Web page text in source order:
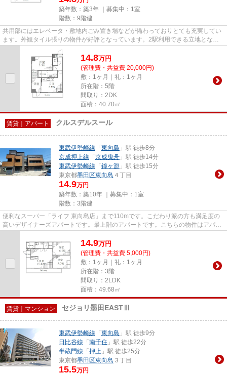
築年数：築3年 ｜募集中： 1室
階数：9階建
共用部にはエレベータ・敷地内ごみ置き場などが備わっておりとても充実してい
ます。外観タイル張りの物件が好評となっています。2駅利用できる立地となっ
ていて、アクセスが良いです。...
14.8万円
(管理費・共益費 20,000円)
敷：1ヶ月｜礼：1ヶ月
所在階：5階
間取り：2DK
面積：40.70㎡
賃貸｜アパート クルスデルスール
東武伊勢崎線 「 東向島 」駅 徒歩8分
京成押上線 「 京成曳舟 」駅 徒歩14分
東武伊勢崎線 「 鐘ヶ淵 」駅 徒歩15分
東京都墨田区東向島 ４丁目
14.9万円
築年数：築10年 ｜募集中： 1室
階数：3階建
便利なスーパー「ライフ 東向島店」まで110mです。こだわり派の方も満足度の
高いデザイナーズアパートです。最上階のアパートです。こちらの物件はアパー
14.9万円
(管理費・共益費 5,000円)
敷：1ヶ月｜礼：1ヶ月
所在階：3階
間取り：2LDK
面積：49.68㎡
賃貸｜マンション セジョリ墨田EASTⅢ
東武伊勢崎線 「 東向島 」駅 徒歩9分
日比谷線 「 南千住 」駅 徒歩22分
半蔵門線 「 押上 」駅 徒歩25分
東京都墨田区東向島 ３丁目
15.5万円